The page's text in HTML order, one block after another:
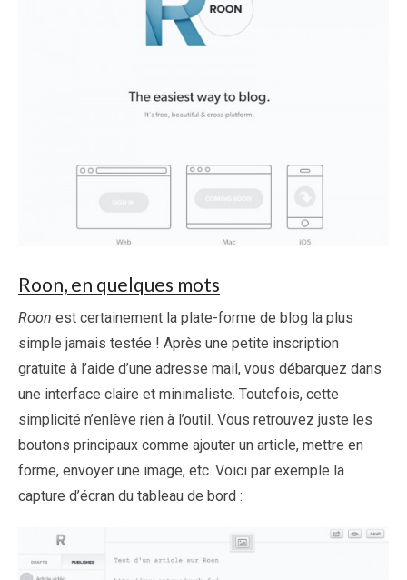
Roon, en quelques mots
Roon est certainement la plate-forme de blog la plus
simple jamais testée ! Après une petite inscription
gratuite à l’aide d’une adresse mail, vous débarquez dans
une interface claire et minimaliste. Toutefois, cette
simplicité n’enlève rien à l’outil. Vous retrouvez juste les
boutons principaux comme ajouter un article, mettre en
forme, envoyer une image, etc. Voici par exemple la
capture d’écran du tableau de bord :